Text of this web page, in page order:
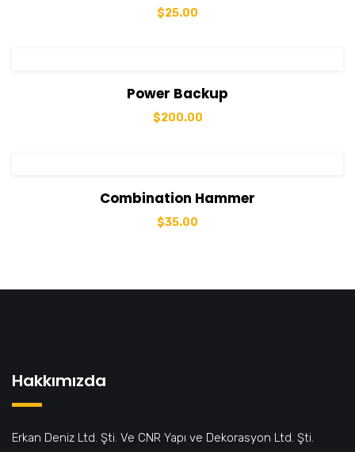
$25.00
View DetailsPower Backup
$200.00
View DetailsCombination Hammer
$35.00
Hakkımızda
Erkan Deniz Ltd. Şti. Ve CNR Yapı ve Dekorasyon Ltd. Şti.